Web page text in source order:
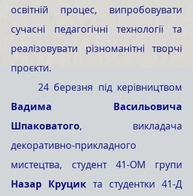
освітній процес, випробовувати
сучасні педагогічні технології та
реалізовувати різноманітні творчі
проєкти.
Вадима Васильовича
Шпаковатого, викладача
декоративно-прикладного
Назар Круцик та студентки 41-Д